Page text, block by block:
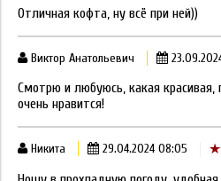
Отличная кофта, ну всё при ней))
Виктор Анатольевич
Смотрю и любуюсь, какая красивая,
очень нравится!
Никита 29.04.2024 08:05